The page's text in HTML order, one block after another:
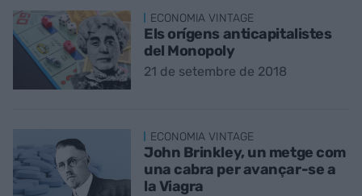
ECONOMIA VINTAGE
Els orígens anticapitalistes
del Monopoly
21 de setembre de 2018
ECONOMIA VINTAGE
John Brinkley, un metge com
una cabra per avançar-se a
la Viagra